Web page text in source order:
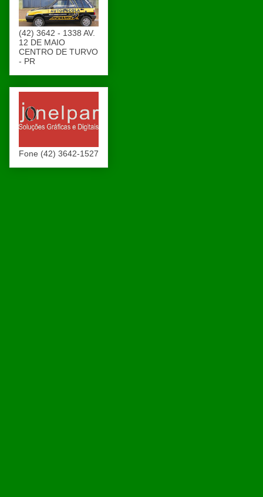
(42) 3642 - 1338 AV.
12 DE MAIO
CENTRO DE TURVO
- PR
Fone (42) 3642-1527